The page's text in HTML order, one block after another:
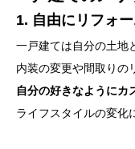
1. 自由にリフォ
一戸建ては自分の土地
内装の変更や間取りの
自分の好きなようにカ
ライフスタイルの変化